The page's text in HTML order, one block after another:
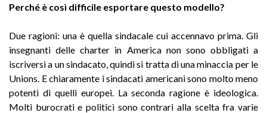
Perché è così difficile esportare questo modello?
Due ragioni: una è quella sindacale cui accennavo prima. Gli
insegnanti delle charter in America non sono obbligati a
iscriversi a un sindacato, quindi si tratta di una minaccia per le
Unions. E chiaramente i sindacati americani sono molto meno
potenti di quelli europei. La seconda ragione è ideologica.
Molti burocrati e politici sono contrari alla scelta fra varie